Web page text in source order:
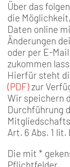
Über das
die
Daten online
Änderungen
oder per E-
zukommen
Hierfür steht
(PDF)zur
Wir speichern
Durchführung
Art. 6 Abs. 1 lit.
Die mit *